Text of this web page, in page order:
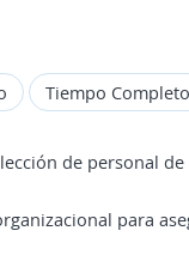
Tiempo Completo
de personal
para